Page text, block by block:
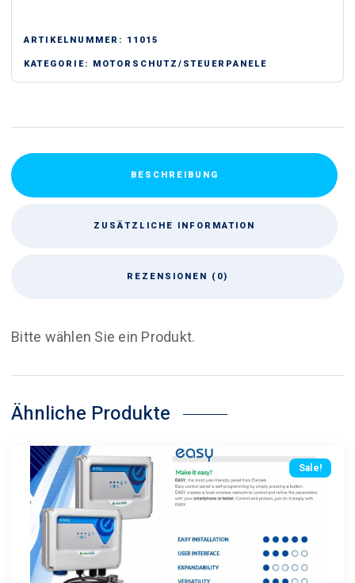
ARTIKELNUMMER: 11015
KATEGORIE: MOTORSCHUTZ/STEUERPANELE
BESCHREIBUNG
ZUSÄTZLICHE INFORMATION
REZENSIONEN (0)
Bitte wählen Sie ein Produkt.
Ähnliche Produkte
Sale!